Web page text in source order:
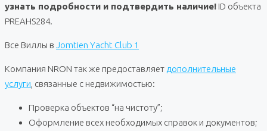
узнать подробности и подтвердить наличие! ID объекта
PREAHS284.
Все Виллы в Jomtien Yacht Club 1
Компания NRON так же предоставляет дополнительные
услуги , связанные с недвижимостью:
Проверка объектов “на чистоту”;
Оформление всех необходимых справок и документов;